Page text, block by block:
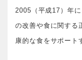
2005（平成17）年
の改善や食に関する
康的な食をサポート